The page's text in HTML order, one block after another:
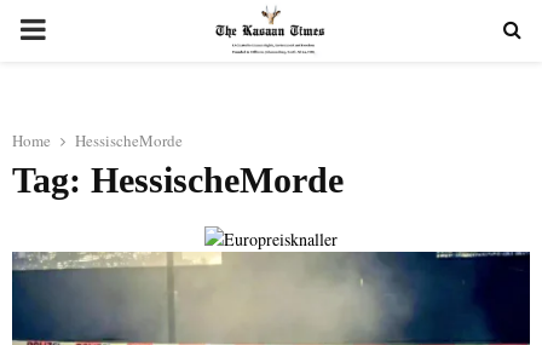
PRIMARY
Home HessischeMorde
Tag: HessischeMorde